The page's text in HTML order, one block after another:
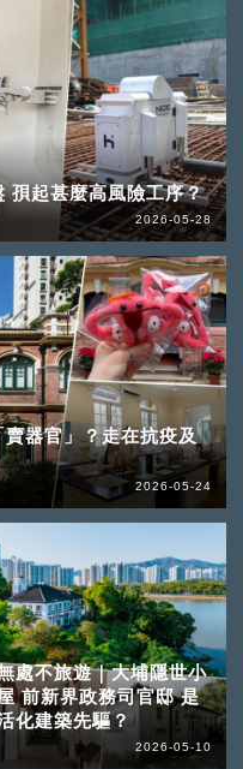
孭起甚麼高風險工序？
2026-05-28
器官」？走在抗疫及
2026-05-24
處不旅遊｜大埔隱世小
前新界政務司官邸 是
化建築先驅？
2026-05-10